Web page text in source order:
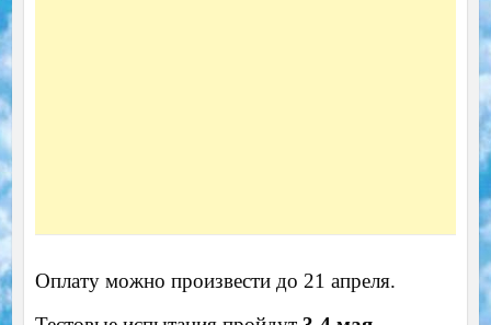
Оплату можно произвести до 21 апреля.